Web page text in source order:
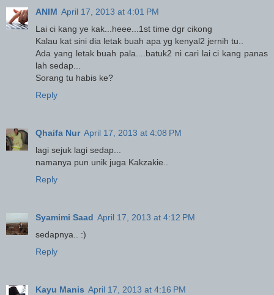
ANIM April 17, 2013 at 4:01 PM
Lai ci kang ye kak...heee...1st time dgr cikong
Kalau kat sini dia letak buah apa yg kenyal2 jernih tu..
Ada yang letak buah pala....batuk2 ni cari lai ci kang panas
lah sedap...
Sorang tu habis ke?
Reply
Qhaifa Nur April 17, 2013 at 4:08 PM
lagi sejuk lagi sedap...
namanya pun unik juga Kakzakie..
Reply
Syamimi Saad April 17, 2013 at 4:12 PM
sedapnya.. :)
Reply
Kayu Manis April 17, 2013 at 4:16 PM